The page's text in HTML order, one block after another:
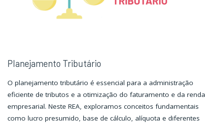
Planejamento Tributário
O planejamento tributário é essencial para a administração
eficiente de tributos e a otimização do faturamento e da renda
empresarial. Neste REA, exploramos conceitos fundamentais
como lucro presumido, base de cálculo, alíquota e diferentes